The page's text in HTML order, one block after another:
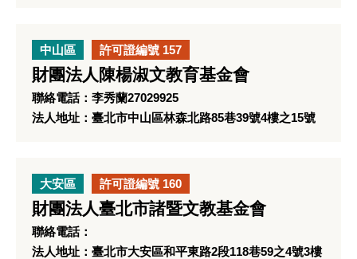
中山區 許可證編號 157
財團法人陳楊淑文教育基金會
聯絡電話：李秀蘭27029925
法人地址：臺北市中山區林森北路85巷39號4樓之15號
大安區 許可證編號 160
財團法人臺北市諸暨文教基金會
聯絡電話：
法人地址：臺北市大安區和平東路2段118巷59之4號3樓